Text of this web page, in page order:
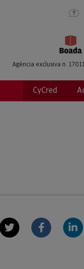
Agència exclusiva n.
CyCred